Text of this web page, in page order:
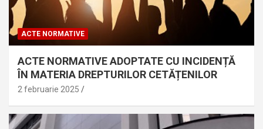
ACTE NORMATIVE
ACTE NORMATIVE ADOPTATE CU INCIDENȚĂ
ÎN MATERIA DREPTURILOR CETĂȚENILOR
2 februarie 2025